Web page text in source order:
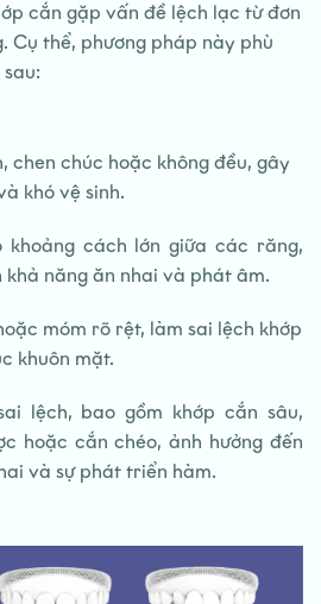
cắn gặp vấn đề lệch lạc từ đơn
Cụ thể, phương pháp này phù
chen chúc hoặc không đều, gây
khó vệ sinh.
khoảng cách lớn giữa các răng,
khả năng ăn nhai và phát âm.
móm rõ rệt, làm sai lệch khớp
khuôn mặt.
lệch, bao gồm khớp cắn sâu,
hoặc cắn chéo, ảnh hưởng đến
và sự phát triển hàm.